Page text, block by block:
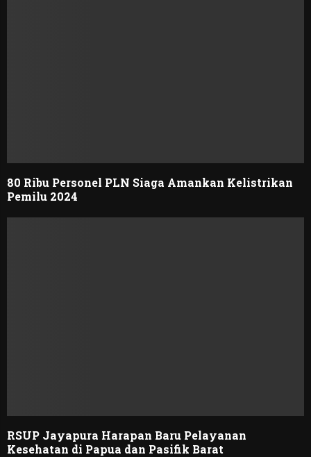
80 Ribu Personel PLN Siaga Amankan Kelistrikan
Pemilu 2024
RSUP Jayapura Harapan Baru Pelayanan
Kesehatan di Papua dan Pasifik Barat